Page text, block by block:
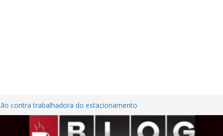
contra trabalhadora do estacionamento
em Frutal
Nordestina